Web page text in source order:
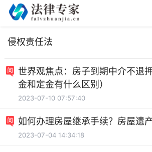
侵权责任法
世界观焦点：房子到期中介不退
金和定金有什么区别）
2023-07-10 07:57:40
如何办理房屋继承手续？房屋遗
2023-07-04 14:34:18